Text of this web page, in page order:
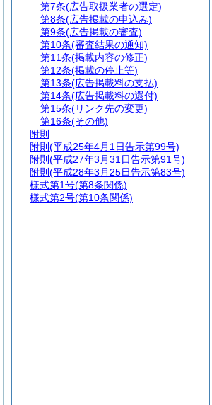
第7条(広告取扱業者の選定)
第8条(広告掲載の申込み)
第9条(広告掲載の審査)
第10条(審査結果の通知)
第11条(掲載内容の修正)
第12条(掲載の停止等)
第13条(広告掲載料の支払)
第14条(広告掲載料の還付)
第15条(リンク先の変更)
第16条(その他)
附則
附則 (平成25年4月1日告示第99号)
附則 (平成27年3月31日告示第91号)
附則 (平成28年3月25日告示第83号)
様式第1号(第8条関係)
様式第2号(第10条関係)